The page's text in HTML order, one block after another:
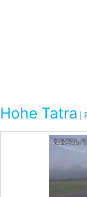
Hohe Tatra